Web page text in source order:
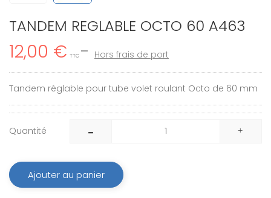
TANDEM REGLABLE OCTO 60 A463
12,00 € TTC Hors frais de port
Tandem réglable pour tube volet roulant Octo de 60 mm
Quantité
Ajouter au panier